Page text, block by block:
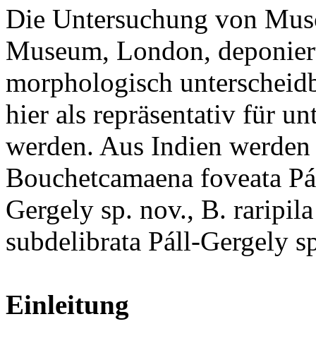
Die Untersuchung von
Museum, London,
morphologisch
hier als repräsentativ für
werden. Aus Indien
Bouchetcamaena foveata
Gergely sp. nov., B.
subdelibrata Páll-Gergely
Einleitung